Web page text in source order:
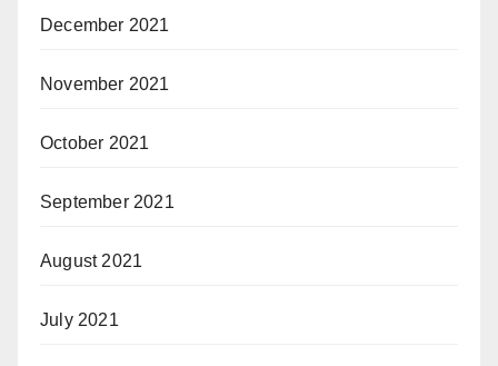
December 2021
November 2021
October 2021
September 2021
August 2021
July 2021